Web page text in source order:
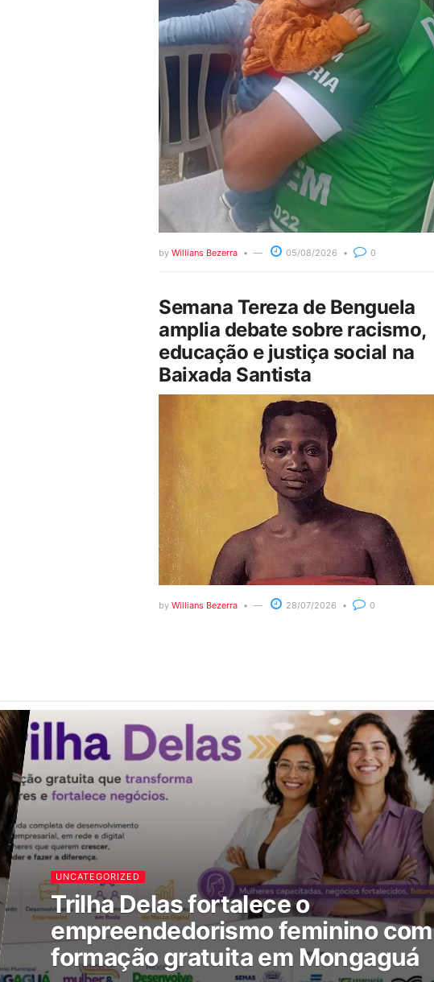
by Willians Bezerra 05/08/2026 0
Semana Tereza de Benguela
amplia debate sobre racismo,
educação e justiça social na
Baixada Santista
by Willians Bezerra 28/07/2026 0
UNCATEGORIZED
Trilha Delas fortalece o
empreendedorismo feminino com
formação gratuita em Mongaguá